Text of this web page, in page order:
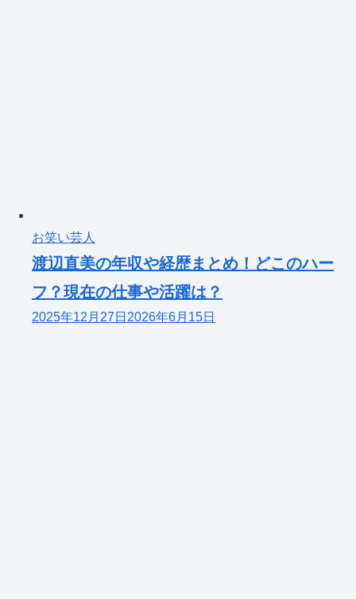
お笑い芸人
渡辺直美の年収や経歴まとめ！どこのハー
フ？現在の仕事や活躍は？
2025年12月27日 2026年6月15日